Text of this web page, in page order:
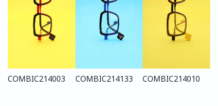
COMBIC214003 COMBIC214133 COMBIC214010